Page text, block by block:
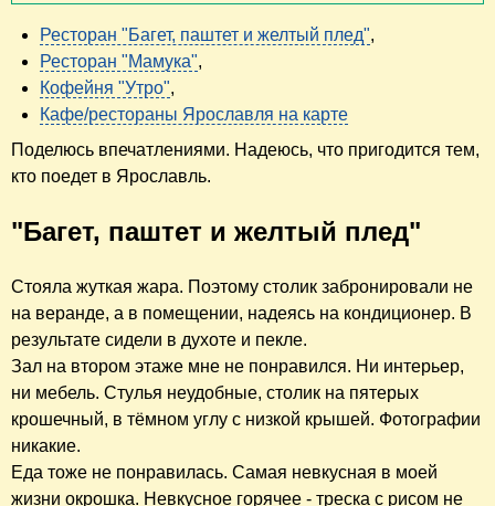
Ресторан "Багет, паштет и желтый плед",
Ресторан "Мамука",
Кофейня "Утро",
Кафе/рестораны Ярославля на карте
Поделюсь впечатлениями. Надеюсь, что пригодится тем,
кто поедет в Ярославль.
"Багет, паштет и желтый плед"
Стояла жуткая жара. Поэтому столик забронировали не
на веранде, а в помещении, надеясь на кондиционер. В
результате сидели в духоте и пекле.
Зал на втором этаже мне не понравился. Ни интерьер,
ни мебель. Стулья неудобные, столик на пятерых
крошечный, в тёмном углу с низкой крышей. Фотографии
никакие.
Еда тоже не понравилась. Самая невкусная в моей
жизни окрошка. Невкусное горячее - треска с рисом не